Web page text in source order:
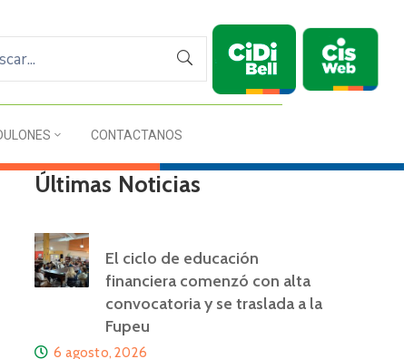
CONTACTANOS
Últimas Noticias
El ciclo de educación
financiera comenzó con alta
convocatoria y se traslada a la
Fupeu
6 agosto, 2026